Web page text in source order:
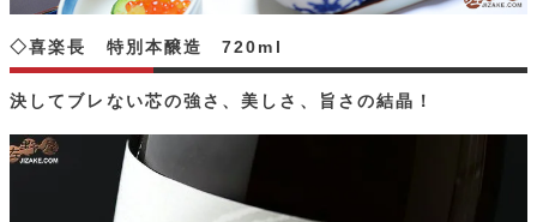
決してブレない芯の強さ、美しさ、旨さの結晶！
◇喜楽長 特別本醸造 720ml